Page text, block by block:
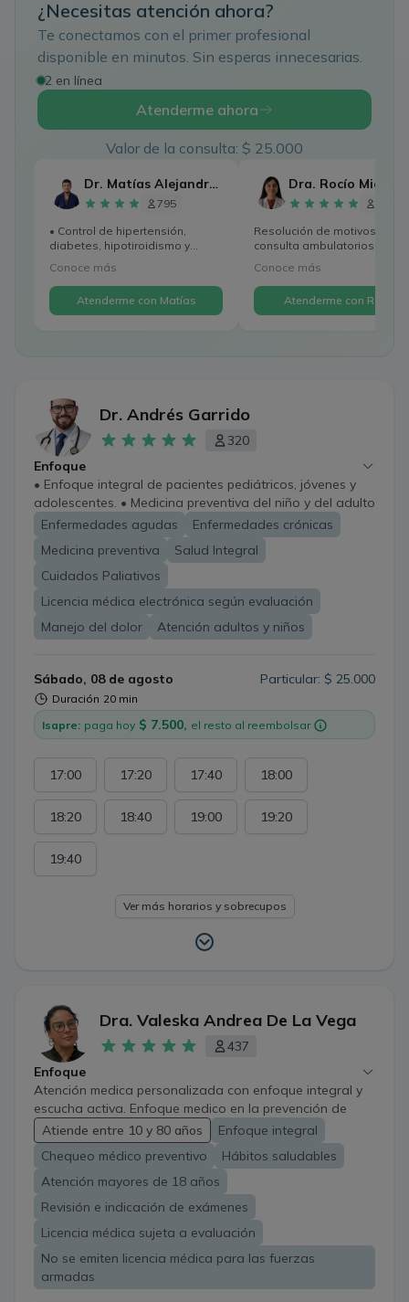
¿Necesitas atención ahora?
Te conectamos con el primer profesional
disponible en minutos. Sin esperas innecesarias.
2 en línea
Atenderme ahora
Valor de la consulta: $ 25.000
Dr. Matías Alejandro Devia
795
• Control de hipertensión,
diabetes, hipotiroidismo y
colesterol alto. • Mane...
Conoce más
Atenderme con Matías
Resolución de motivos de
consulta ambulatorios
frecuentes, abordaje inicial
Conoce más
Atenderme con Rocío
Dr. Andrés Garrido
320
Enfoque
• Enfoque integral de pacientes pediátricos, jóvenes y
adolescentes. • Medicina preventiva del niño y del adulto
(Solicitud y revisión de exámenes preventivos). •
Extensión de recetas (crónicas cardiovascular, retenidas,
recetas magistrales) No se extienden recetas cheques. •
No se emiten licencias médicas
Enfermedades agudas
Enfermedades crónicas
Medicina preventiva
Salud Integral
Cuidados Paliativos
Licencia médica electrónica según evaluación
Manejo del dolor
Atención adultos y niños
Sábado, 08 de agosto
Duración 20 min
Particular: $ 25.000
Isapre: paga hoy $ 7.500, el resto al reembolsar
17:00 17:20 17:40 18:00
18:20 18:40 19:00 19:20
19:40
Ver más horarios y sobrecupos
Dra. Valeska Andrea De La Vega
437
Enfoque
Atención medica personalizada con enfoque integral y
escucha activa. Enfoque medico en la prevención de
enfermedades y la promoción de la salud. "Mi prioridad
es escuchar y acompañar a mis pacientes en casa paso
de su tratamiento"
Atiende entre 10 y 80 años
Enfoque integral
Chequeo médico preventivo
Hábitos saludables
Atención mayores de 18 años
Revisión e indicación de exámenes
Licencia médica sujeta a evaluación
No se emiten licencia médica para las fuerzas
armadas